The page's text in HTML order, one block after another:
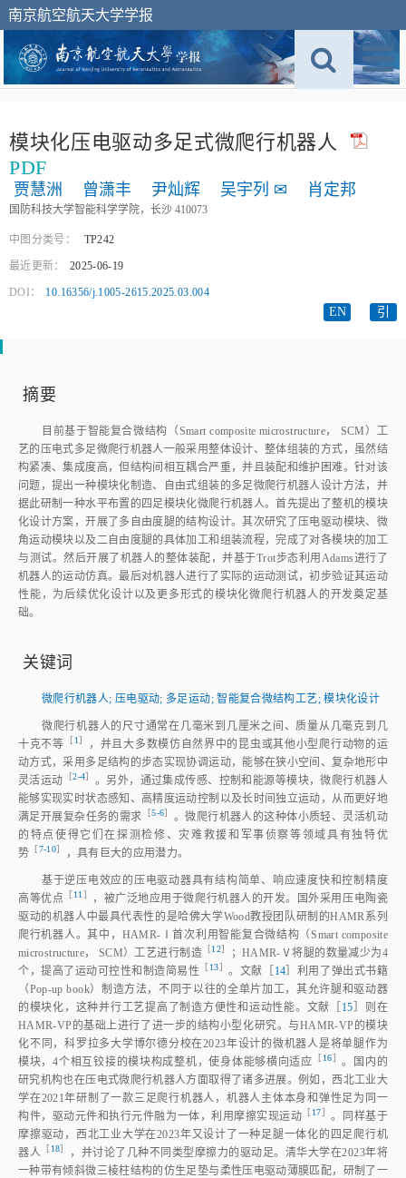
南京航空航天大学学报
模块化压电驱动多足式微爬行机器人
PDF
贾慧洲 曾潇丰 尹灿辉 吴宇列 ✉ 肖定邦
国防科技大学智能科学学院，长沙 410073
中图分类号： TP242
最近更新： 2025-06-19
DOI： 10.16356/j.1005-2615.2025.03.004
EN 引
摘要
目前基于智能复合微结构（Smart composite microstructure， SCM）工
艺的压电式多足微爬行机器人一般采用整体设计、整体组装的方式，虽然结
构紧凑、集成度高，但结构间相互耦合严重，并且装配和维护困难。针对该
问题，提出一种模块化制造、自由式组装的多足微爬行机器人设计方法，并
据此研制一种水平布置的四足模块化微爬行机器人。首先提出了整机的模块
化设计方案，开展了多自由度腿的结构设计。其次研究了压电驱动模块、微
角运动模块以及二自由度腿的具体加工和组装流程，完成了对各模块的加工
与测试。然后开展了机器人的整体装配，并基于Trot步态利用Adams进行了
机器人的运动仿真。最后对机器人进行了实际的运动测试，初步验证其运动
性能，为后续优化设计以及更多形式的模块化微爬行机器人的开发奠定基
础。
关键词
微爬行机器人; 压电驱动; 多足运动;智能复合微结构工艺 ;模块化设计
微爬行机器人的尺寸通常在几毫米到几厘米之间、质量从几毫克到几
十克不等 ［ 1］
，并且大多数模仿自然界中的昆虫或其他小型爬行动物的运
动方式，采用多足结构的步态实现协调运动，能够在狭小空间、复杂地形中
灵活运动 ［2‑4］ 。另外，通过集成传感、控制和能源等模块，微爬行机器人
能够实现实时状态感知、高精度运动控制以及长时间独立运动，从而更好地
满足开展复杂任务的需求 ［5‑6］ 。微爬行机器人的这种体小质轻、灵活机动
的特点使得它们在探测检修、灾难救援和军事侦察等领域具有独特优
势 ［7‑10］ ，具有巨大的应用潜力。
基于逆压电效应的压电驱动器具有结构简单、响应速度快和控制精度
高等优点 ［ 11］
，被广泛地应用于微爬行机器人的开发。国外采用压电陶瓷
驱动的机器人中最具代表性的是哈佛大学Wood教授团队研制的HAMR系列
爬行机器人。其中，HAMR‑Ⅰ首次利用智能复合微结构（Smart composite
microstructure， SCM）工艺进行制 造 ［12］
；HAMR‑Ⅴ将腿的数量减少为4
个，提高了运动可控性和制造简易性 ［ 13］ 。文献［ 14］利用了弹出式书籍
（Pop‑up book）制造方法，不同于以往的全单片加工，其允许腿和驱动器
的模块化，这种并行工艺提高了制造方便性和运动性能。文献［ 15］则在
HAMR‑VP的基础上进行了进一步的结构小型化研究。与HAMR‑VP的模块
化不同，科罗拉多大学博尔德分校在2023年设计的微机器人是将单腿作为
模块，4个相互铰接的模块构成整机，使身体能够横向适应 ［ 16］ 。国内的
研究机构也在压电式微爬行机器人方面取得了诸多进展。例如，西北工业大
学在2021年研制了一款三足爬行机器人，机器人主体本身和弹性足为同一
构件，驱动元件和执行元件融为一体，利用摩擦实现运动 ［ 17］ 。同样基于
摩擦驱动，西北工业大学在2023年又设计了一种足腿一体化的四足爬行机
器人 ［ 18］
，并讨论了几种不同类型摩擦力的驱动足。清华大学在2023年将
一种带有倾斜微三棱柱结构的仿生足垫与柔性压电驱动薄膜匹配，研制了一